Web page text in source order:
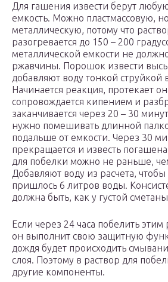
Для гашения извести берут
емкость. Можно пластмассовую,
металлическую, потому что
разогревается до 150 – 200
металлической емкости не
ржавчины. Порошок извести
добавляют воду тонкой струйкой
Начинается реакция, протекает
сопровождается кипением и
заканчивается через 20 – 30
нужно помешивать длинной
подальше от емкости. Через 30
прекращается и известь
для побелки можно не раньше,
Добавляют воду из расчета, чтобы
пришлось 6 литров воды.
должна быть, как у густой
Если через 24 часа побелить
он выполнит свою защитную
дождя будет происходить
слоя. Поэтому в раствор для
другие компоненты.